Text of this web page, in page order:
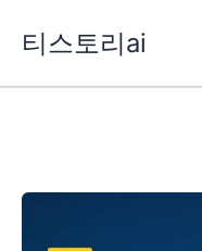
티스토리ai